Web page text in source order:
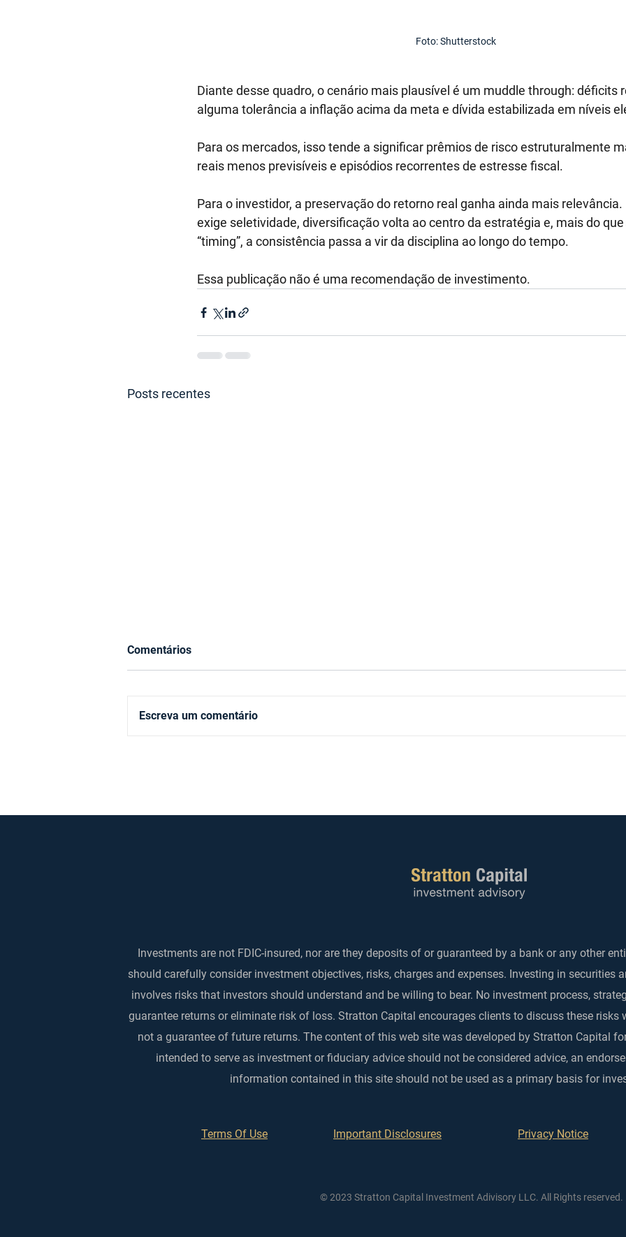
Foto: Shutterstock
Diante desse quadro, o cenário mais plausível é um muddle through: déficits
alguma tolerância a inflação acima da meta e dívida estabilizada em níveis
Para os mercados, isso tende a significar prêmios de risco estruturalmente
reais menos previsíveis e episódios recorrentes de estresse fiscal.
Para o investidor, a preservação do retorno real ganha ainda mais
exige seletividade, diversificação volta ao centro da estratégia e, mais do
“timing”, a consistência passa a vir da disciplina ao longo do tempo.
Essa publicação não é uma recomendação de investimento.
Posts recentes
Comentários
Escreva um comentário
Investments are not FDIC-insured, nor are they deposits of or guaranteed by a bank or any other
should carefully consider investment objectives, risks, charges and expenses. Investing in securities
involves risks that investors should understand and be willing to bear. No investment process,
guarantee returns or eliminate risk of loss. Stratton Capital encourages clients to discuss these risks
not a guarantee of future returns. The content of this web site was developed by Stratton Capital
intended to serve as investment or fiduciary advice should not be considered advice, an
information contained in this site should not be used as a primary basis for
Terms Of Use Important Disclosures Privacy Notice
© 2023 Stratton Capital Investment Adivisory LLC. All Rights reserved.